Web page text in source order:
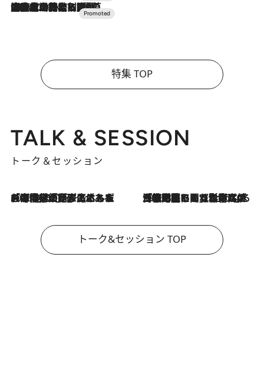
2026.7.10
NEW OPEN！【界 草津】名湯の地に誕生。趣の異なる2種の温泉と上州ならではの会席・蕎麦割烹など美食を味わう究極の癒やし旅
特集 TOP
TALK & SESSION
トーク＆セッション
2026.8.3
「今後値上げがあるとすれば…」「リスクがあるのは今年の冬」エネルギー専門家が語る、ホルムズ海峡封鎖が家庭にもたらす“ある心配” 2026.8.3
「住宅建てられない…」「サーチャージ料の高値が続いている」ホルムズ海峡封鎖による影響はいつまで続く？《エネルギー専門家に聞く“どうなる日本の暮らし”》
トーク&セッション TOP